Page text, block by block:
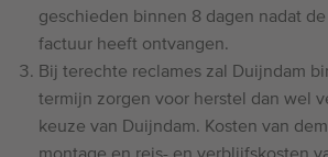
geschieden binnen 8 dagen nadat
factuur heeft ontvangen.
Bij terechte reclames zal Duijndam
termijn zorgen voor herstel dan wel
keuze van Duijndam. Kosten van